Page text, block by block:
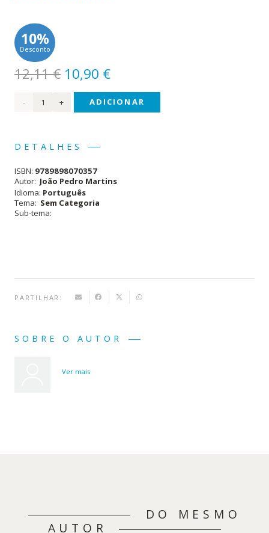
10%
Desconto
12,11€ O
preço
original
12,11 €.
10,90 €O
preço
atual
Quantidade
ADICIONAR
DETALHES
ISBN: 9789898070357
Autor: João Pedro Martins
Idioma: Português
Tema: Sem Categoria
Sub-tema:
PARTILHAR:
SOBRE O AUTOR
Ver mais
DO MESMO
AUTOR